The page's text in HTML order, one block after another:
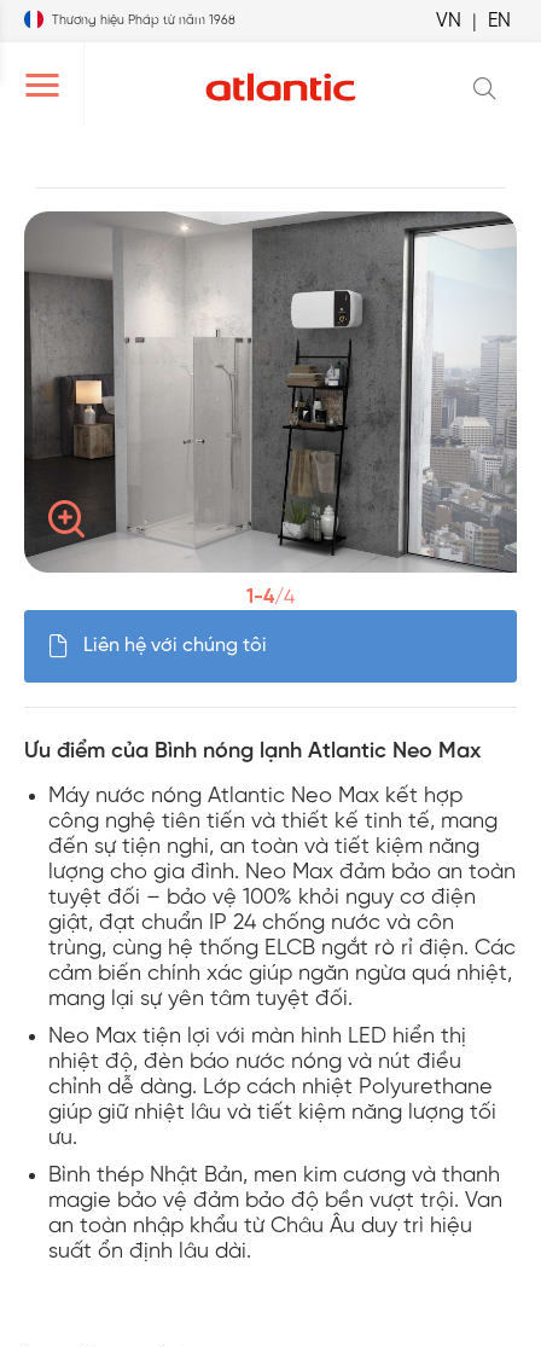
Thương hiệu Pháp từ năm 1968 VN | EN
Mở menu điều hướng
Ưu điểm của Bình nóng lạnh Atlantic Neo Max
Máy nước nóng Atlantic Neo Max kết hợp
công nghệ tiên tiến và thiết kế tinh tế, mang
đến sự tiện nghi, an toàn và tiết kiệm năng
lượng cho gia đình. Neo Max đảm bảo an toàn
tuyệt đối – bảo vệ 100% khỏi nguy cơ điện
giật, đạt chuẩn IP 24 chống nước và côn
trùng, cùng hệ thống ELCB ngắt rò rỉ điện. Các
cảm biến chính xác giúp ngăn ngừa quá nhiệt,
mang lại sự yên tâm tuyệt đối.
Neo Max tiện lợi với màn hình LED hiển thị
nhiệt độ, đèn báo nước nóng và nút điều
chỉnh dễ dàng. Lớp cách nhiệt Polyurethane
giúp giữ nhiệt lâu và tiết kiệm năng lượng tối
ưu.
Bình thép Nhật Bản, men kim cương và thanh
magie bảo vệ đảm bảo độ bền vượt trội. Van
an toàn nhập khẩu từ Châu Âu duy trì hiệu
suất ổn định lâu dài.
Liên hệ với chúng tôi
Phóng
1-4/4